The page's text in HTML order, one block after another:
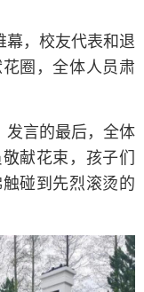
幕，校友代表和退
圈，全体人员肃
发言的最后，全体
献花束，孩子们
碰到先烈滚烫的